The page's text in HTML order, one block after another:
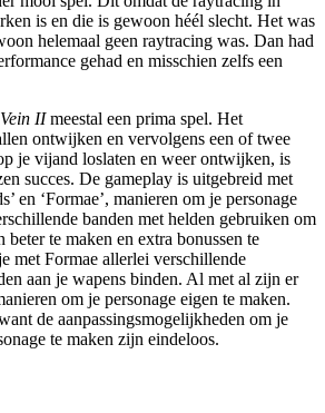
is en die is gewoon héél slecht. Het was
helemaal geen raytracing was. Dan had
gehad en misschien zelfs een
IImeestal een prima spel. Het
ontwijken en vervolgens een of twee
je vijand loslaten en weer ontwijken, is
succes. De gameplay is uitgebreid met
en ‘Formae’, manieren om je personage
banden met helden gebruiken om
beter te maken en extra bonussen te
met Formae allerlei verschillende
aan je wapens binden. Al met al zijn er
om je personage eigen te maken.
de aanpassingsmogelijkheden om je
te maken zijn eindeloos.